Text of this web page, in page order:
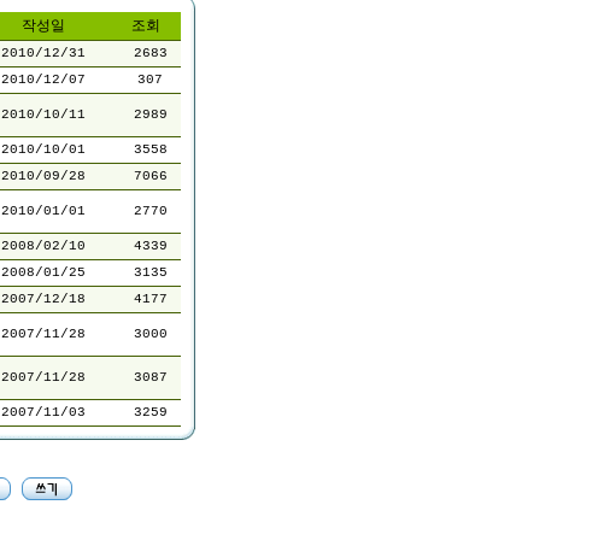
작성일 조회
2010/12/31
2683
2010/12/07 307
2010/10/11 2989
2010/10/01
3558
2010/09/28 7066
2010/01/01 2770
2008/02/10
4339
2008/01/25
3135
2007/12/18 4177
2007/11/28 3000
2007/11/28 3087
2007/11/03 3259